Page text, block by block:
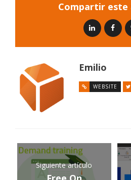
Compartir este
Emilio
WEBSITE
Siguiente artículo